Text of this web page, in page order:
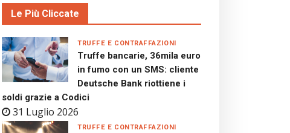
Le Più Cliccate
Truffe bancarie, 36mila euro
in fumo con un SMS: cliente
Deutsche Bank riottiene i
soldi grazie a Codici
31 Luglio 2026
TRUFFE E CONTRAFFAZIONI
TRUFFE E CONTRAFFAZIONI